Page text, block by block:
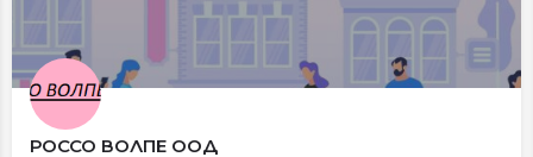
РОССО ВОЛПЕ ООД